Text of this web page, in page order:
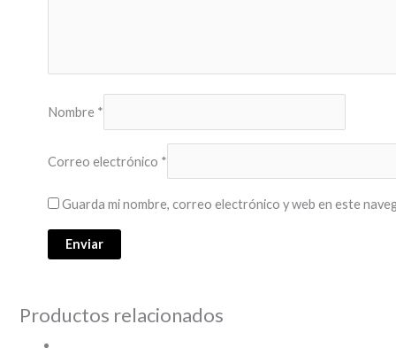
Nombre *
Correo electrónico *
Guarda mi nombre, correo electrónico y web en este
Productos relacionados